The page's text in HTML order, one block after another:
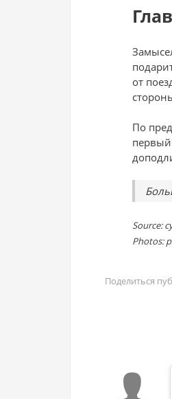
от
По
первый
Source:
Photos:
Поделиться